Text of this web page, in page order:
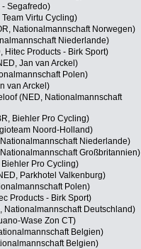
- Segafredo)
Team Virtu Cycling)
Nationalmannschaft Norwegen)
Niederlande)
Hitec Products - Birk Sport)
Jan van Arckel)
Polen)
van Arckel)
(NED, Nationalmannschaft
Biehler Pro Cycling)
Noord-Holland)
Niederlande)
Großbritannien)
Pro Cycling)
Parkhotel Valkenburg)
Polen)
Products - Birk Sport)
Nationalmannschaft Deutschland)
Wase Zon CT)
Belgien)
Belgien)